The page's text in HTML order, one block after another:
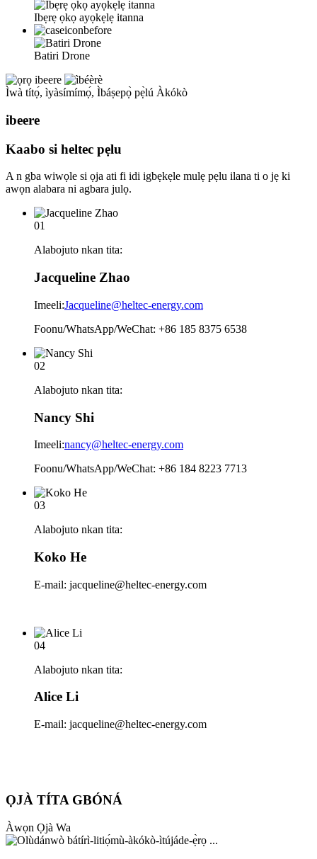
Ibẹrẹ ọkọ ayọkẹlẹ itanna
Batiri Drone
Ìwà títọ́, ìyàsímímọ́, Ìbáṣepọ̀ pẹ̀lú Àkókò
ibeere
Kaabo si heltec pẹlu
A n gba wiwọle si ọja ati fi idi igbẹkẹle mulẹ pẹlu ilana ti o jẹ ki
awọn alabara ni agbara julọ.
01
Alabojuto nkan tita:
Jacqueline Zhao
Imeeli:Jacqueline@heltec-energy.com
Foonu/WhatsApp/WeChat: +86 185 8375 6538
02
Alabojuto nkan tita:
Nancy Shi
Imeeli:nancy@heltec-energy.com
Foonu/WhatsApp/WeChat: +86 184 8223 7713
03
Alabojuto nkan tita:
Koko He
E-mail: jacqueline@heltec-energy.com
04
Alabojuto nkan tita:
Alice Li
E-mail: jacqueline@heltec-energy.com
ỌJÀ TÍTA GBÓNÁ
Àwọn Ọjà Wa